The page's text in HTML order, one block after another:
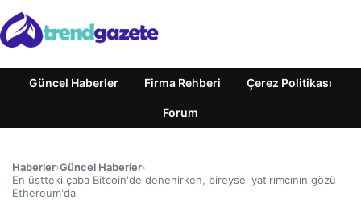
Güncel Haberler Firma Rehberi Çerez Politikası
Forum
Haberler›Güncel Haberler›
En üstteki çaba Bitcoin'de denenirken, bireysel yatırımcının gözü
Ethereum'da